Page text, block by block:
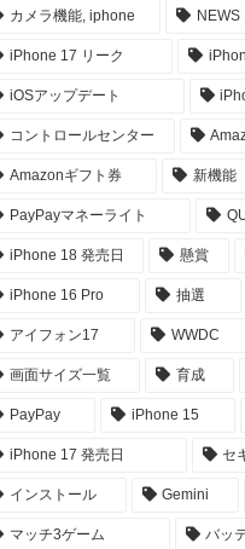
カメラ機能, iphone NEWS
iPhone 17 リーク
iOSアップデート
コントロールセンター
Amazonギフト券 新機能
PayPayマネーライト
iPhone 18 発売日 懸賞
iPhone 16 Pro 抽選
アイフォン17 WWDC
画面サイズ一覧 育成
PayPay iPhone 15
iPhone 17 発売日 セ
インストール Gemini
マッチ3ゲーム バッ